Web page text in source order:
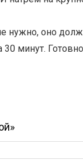
нужно, оно
минут.